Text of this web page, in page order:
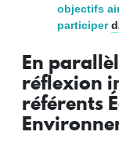
objectifs
participer
En
réflexion
référents